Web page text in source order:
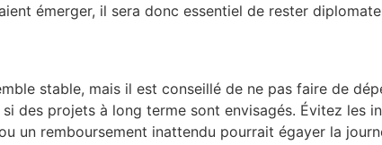
émerger, il sera donc essentiel de rester
stable, mais il est conseillé de ne pas faire de
des projets à long terme sont envisagés. Évitez les
un remboursement inattendu pourrait égayer la